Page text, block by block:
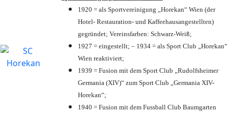
1920 = als Sportvereinigung „Horekan“ Wien (der
Hotel- Restauration- und Kaffeehausangestellten)
gegründet; Vereinsfarben: Schwarz-Weiß;
1927 = eingestellt; – 1934 = als Sport Club „Horekan“
Wien reaktiviert;
1939 = Fusion mit dem Sport Club „Rudolfsheimer
Germania (XIV)“ zum Sport Club „Germania XIV-
Horekan“;
1940 = Fusion mit dem Fussball Club Baumgarten